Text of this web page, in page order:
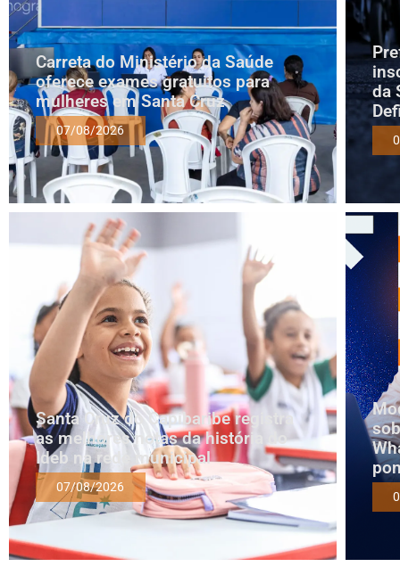
Carreta do Ministério da Saúde
oferece exames gratuitos para
mulheres em Santa Cruz
07/08/2026
da
Santa Cruz do Capibaribe registra
as melhores notas da história do
Ideb na rede municipal
07/08/2026